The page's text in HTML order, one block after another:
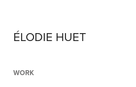
ÉLODIE HUET
WORK